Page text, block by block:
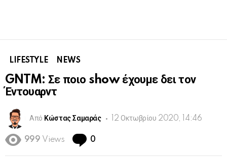
LIFESTYLE NEWS
GNTM: Σε ποιο show έχουμε δει τον
Έντουαρντ
Από Κώστας Σαμαράς 12 Οκτωβρίου 2020, 14:46
999 Views 0